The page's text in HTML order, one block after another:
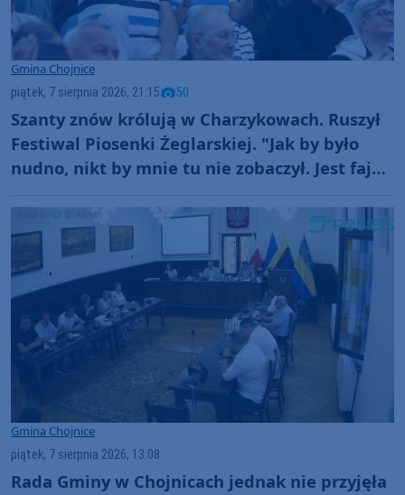
Gmina Chojnice
piątek, 7 sierpnia 2026, 21:15 50
Szanty znów królują w Charzykowach. Ruszył
Festiwal Piosenki Żeglarskiej. "Jak by było
nudno, nikt by mnie tu nie zobaczył. Jest fajna
Gmina Chojnice
piątek, 7 sierpnia 2026, 13:08
Rada Gminy w Chojnicach jednak nie przyjęła